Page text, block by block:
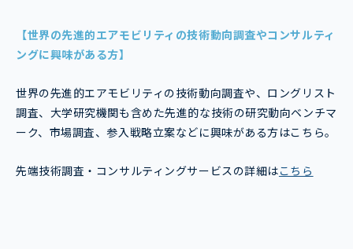
【世界の先進的エアモビリティの技術動向調査やコンサルティ
ングに興味がある方】
世界の先進的エアモビリティの技術動向調査や、ロングリスト
調査、大学研究機関も含めた先進的な技術の研究動向ベンチマ
ーク、市場調査、参入戦略立案などに興味がある方はこちら。
先端技術調査・コンサルティングサービスの詳細はこちら